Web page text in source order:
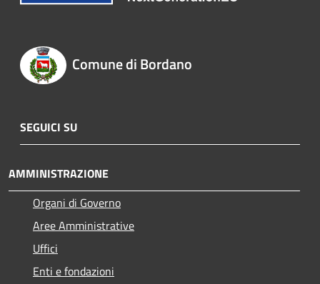
Comune di Bordano
SEGUICI SU
AMMINISTRAZIONE
Organi di Governo
Aree Amministrative
Uffici
Enti e fondazioni